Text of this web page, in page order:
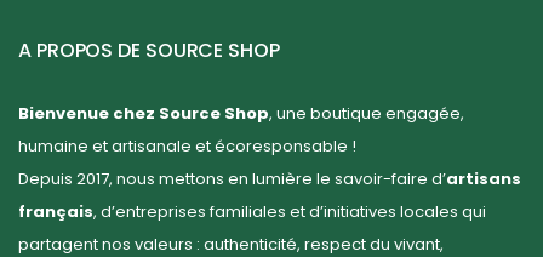
A PROPOS DE SOURCE SHOP
Bienvenue chez Source Shop, une boutique engagée,
humaine et artisanale et écoresponsable !
Depuis 2017, nous mettons en lumière le savoir-faire d’artisans
français, d’entreprises familiales et d’initiatives locales qui
partagent nos valeurs : authenticité, respect du vivant,